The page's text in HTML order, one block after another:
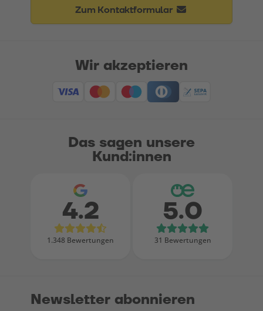
Zum Kontaktformular
Das sagen unsere
Kund:innen
Bewertungen bei Google
4.2
1.348 Bewertungen
5.0
31 Bewertungen
Newsletter abonnieren
Wir akzeptieren